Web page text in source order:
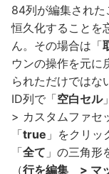
84列が編集され
恒久化することを
ん。その場合は「
ウンの操作を元に
られただけではな
ID列で「空白セル
> カスタムファセ
「true 」をクリッ
「全て 」の三角
（行を編集 > マ